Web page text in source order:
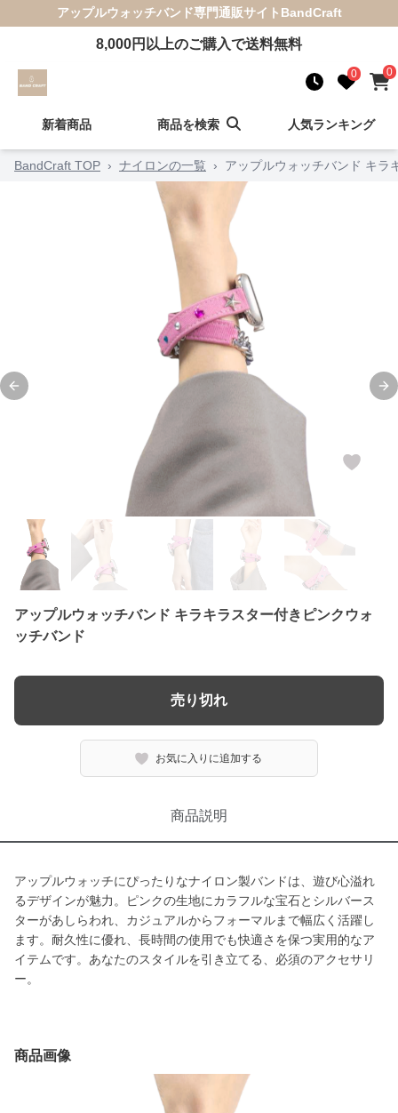
アップルウォッチバンド専門通販サイト BandCraft
8,000円以上のご購入で送料無料
0 0
新着商品 商品を検索 人気ランキング
BandCraft TOP › ナイロンの一覧 › アップルウォッチバンド キラ
Previous slide
アップルウォッチバンド キラキラスター付きピンクウォ
ッチバンド
売り切れ
お気に入りに追加する
商品説明
アップルウォッチにぴったりなナイロン製バンドは、遊び心溢れ
るデザインが魅力。ピンクの生地にカラフルな宝石とシルバース
ターがあしらわれ、カジュアルからフォーマルまで幅広く活躍し
ます。耐久性に優れ、長時間の使用でも快適さを保つ実用的なア
イテムです。あなたのスタイルを引き立てる、必須のアクセサリ
ー。
商品画像